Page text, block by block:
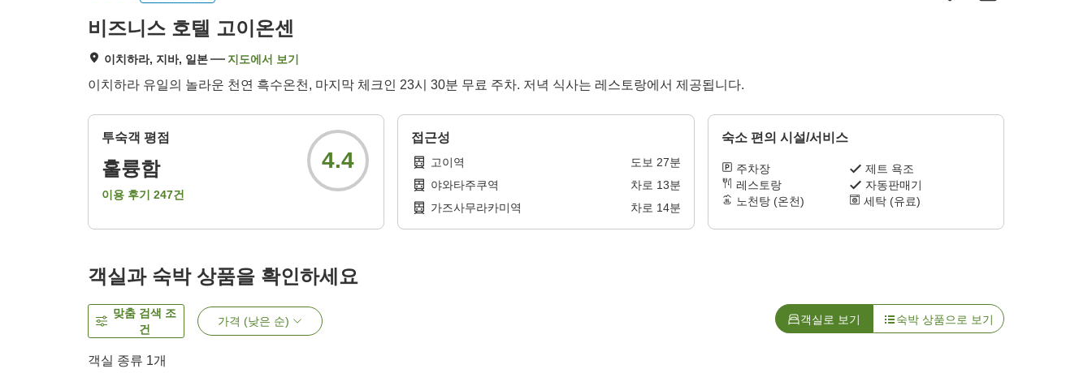
비즈니스 호텔 고이온센
이치하라, 지바, 일본 지도에서 보기
이치하라 유일의 놀라운 천연 흑수온천, 마지막 체크인 23시 30분 무료 주차. 저녁 식사는 레스토랑에서 제공됩니다.
투숙객 평점
훌륭함
이용 후기 247건
4.4
접근성
고이역 도보 27분
야와타주쿠역
차로 13분
가즈사무라카미역
차로 14분
숙소 편의 시설/서비스
주차장
제트 욕조
레스토랑
자동판매기
노천탕 (온천)
세탁 (유료)
객실과 숙박 상품을 확인하세요
맞춤 검색 조
건
가격 (낮은 순) 객실로 보기 숙박 상품으로 보기
객실 종류 1개